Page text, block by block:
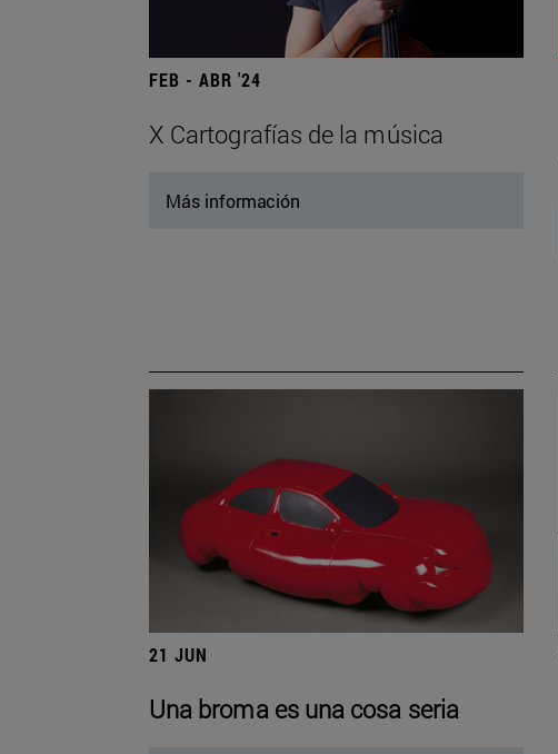
FEB - ABR '24
X Cartografías de la música
Más información
21 JUN
Una broma es una cosa seria